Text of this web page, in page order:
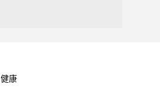
健康